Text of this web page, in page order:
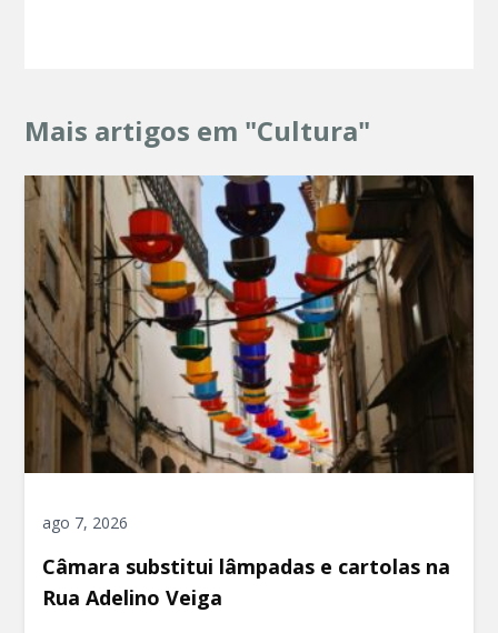
Mais artigos em "Cultura"
ago 7, 2026
Câmara substitui lâmpadas e cartolas na
Rua Adelino Veiga